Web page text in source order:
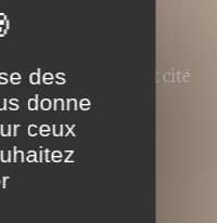
(01/09/2011) et cité
dimanche
des
donne
ceux